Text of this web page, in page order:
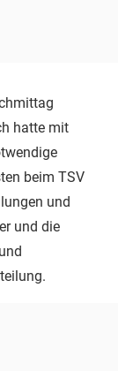
hatte mit
beim TSV
und
und die